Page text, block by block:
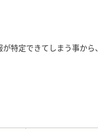
特定できてしまう事から、